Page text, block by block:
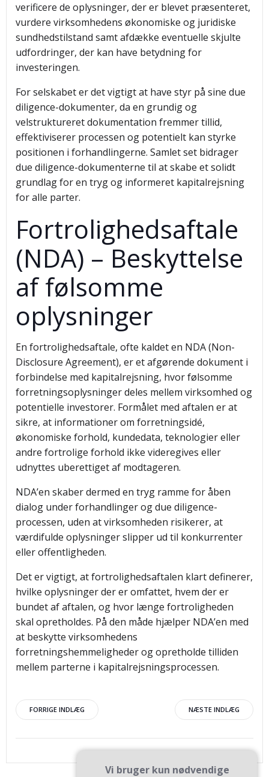
verificere de oplysninger, der er blevet præsenteret,
vurdere virksomhedens økonomiske og juridiske
sundhedstilstand samt afdække eventuelle skjulte
udfordringer, der kan have betydning for
investeringen.
For selskabet er det vigtigt at have styr på sine due
diligence-dokumenter, da en grundig og
velstruktureret dokumentation fremmer tillid,
effektiviserer processen og potentielt kan styrke
positionen i forhandlingerne. Samlet set bidrager
due diligence-dokumenterne til at skabe et solidt
grundlag for en tryg og informeret kapitalrejsning
for alle parter.
Fortrolighedsaftale
(NDA) – Beskyttelse
af følsomme
oplysninger
En fortrolighedsaftale, ofte kaldet en NDA (Non-
Disclosure Agreement), er et afgørende dokument i
forbindelse med kapitalrejsning, hvor følsomme
forretningsoplysninger deles mellem virksomhed og
potentielle investorer. Formålet med aftalen er at
sikre, at informationer om forretningsidé,
økonomiske forhold, kundedata, teknologier eller
andre fortrolige forhold ikke videregives eller
udnyttes uberettiget af modtageren.
NDA’en skaber dermed en tryg ramme for åben
dialog under forhandlinger og due diligence-
processen, uden at virksomheden risikerer, at
værdifulde oplysninger slipper ud til konkurrenter
eller offentligheden.
Det er vigtigt, at fortrolighedsaftalen klart definerer,
hvilke oplysninger der er omfattet, hvem der er
bundet af aftalen, og hvor længe fortroligheden
skal opretholdes. På den måde hjælper NDA’en med
at beskytte virksomhedens
forretningshemmeligheder og opretholde tilliden
mellem parterne i kapitalrejsningsprocessen.
Indlægsnavigation
FORRIGE INDLÆG NÆSTE INDLÆG
Vi bruger kun nødvendige